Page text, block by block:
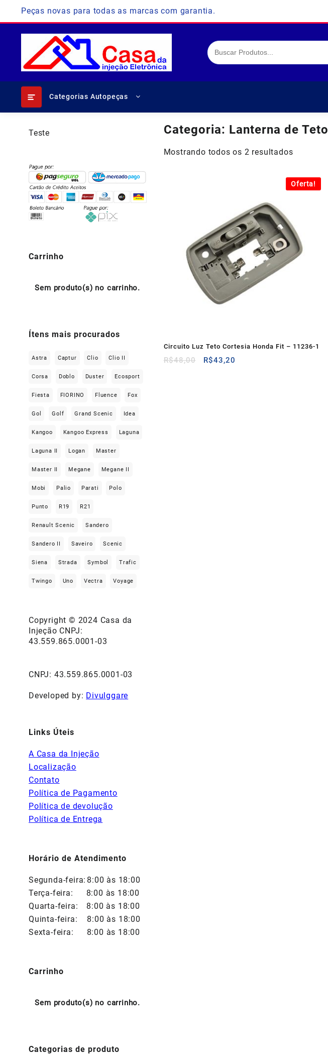
content
Peças novas para todas as marcas com garantia.
Categorias Autopeças
Categoria: Lanterna de Teto
Mostrando todos os 2 resultados
Oferta!
Circuito Luz Teto Cortesia Honda Fit – 11236-1
R$48,00
O
R$43,20
Teste
Carrinho
Sem produto(s) no carrinho.
Ítens mais procurados
Astra Captur Clio Clio II
Corsa Doblo Duster Ecosport
Fiesta FIORINO Fluence Fox
Gol Golf Grand Scenic Idea
Kangoo Kangoo Express Laguna
Laguna II Logan Master
Master II Megane Megane II
Mobi Palio Parati Polo
Punto R19 R21
Renault Scenic Sandero
Sandero II Saveiro Scenic
Siena Strada Symbol Trafic
Twingo Uno Vectra Voyage
Copyright © 2024 Casa da
Injeção CNPJ:
43.559.865.0001-03
CNPJ: 43.559.865.0001-03
Developed by: Divulggare
Links Úteis
A Casa da Injeção
Localização
Contato
Política de Pagamento
Política de devolução
Política de Entrega
Horário de Atendimento
Segunda-feira: 8:00 às 18:00
Terça-feira:
8:00 às 18:00
Quarta-feira:
8:00 às 18:00
Quinta-feira:
8:00 às 18:00
Sexta-feira:
8:00 às 18:00
Carrinho
Sem produto(s) no carrinho.
Categorias de produto